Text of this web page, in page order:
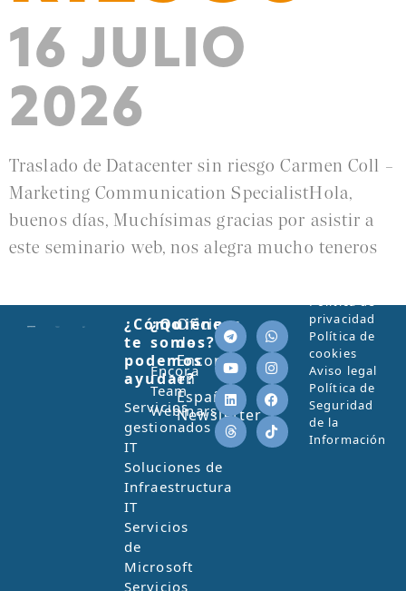
16 JULIO
2026
Traslado de Datacenter sin riesgo Carmen Coll –
Marketing Communication SpecialistHola,
buenos días, Muchísimas gracias por asistir a
este seminario web, nos alegra mucho teneros
¿Cómo
te
podemos
ayudar?
Servicios
gestionados
IT
Soluciones de
Infraestructura
IT
Servicios
de
Microsoft
Servicios
¿Quiénes
somos?
Encora
Team
Webinars
Oficinas
de
Encora
en
España
Newsletter
Política de
privacidad
Política de
cookies
Aviso legal
Política de
Seguridad
de la
Información